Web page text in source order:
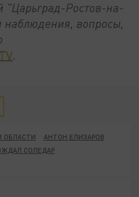
"Царьград-Ростов-на-
наблюдения, вопросы,
.
ОБЛАСТИ
АНТОН ЕЛИЗАРОВ
СОЛЕДАР